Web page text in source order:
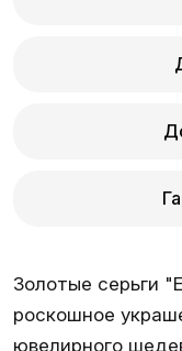
Золотые серьги
роскошное
ювелирного